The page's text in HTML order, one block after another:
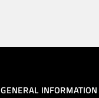
GENERAL INFORMATION